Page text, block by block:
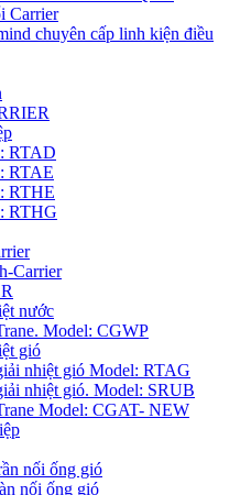
Carrier
chuyên cấp linh kiện điều
RTAD
RTAE
RTHE
RTHG
Carrier
nước
Model: CGWP
gió
nhiệt gió Model: RTAG
nhiệt gió. Model: SRUB
Model: CGAT- NEW
nối ống gió
nối ống gió